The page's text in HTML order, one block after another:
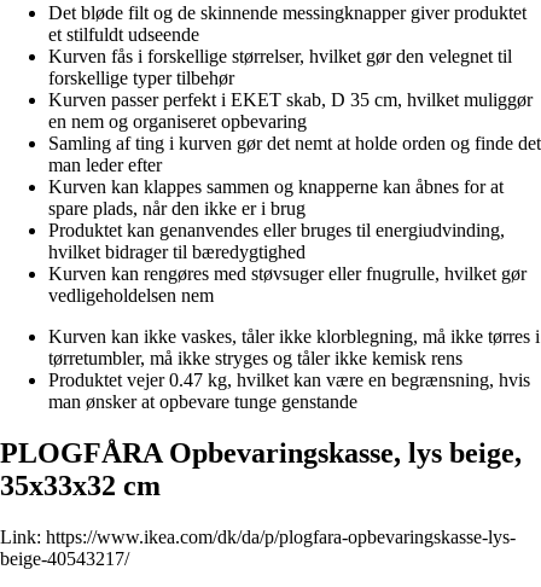
Det bløde filt og de skinnende messingknapper giver produktet
et stilfuldt udseende
Kurven fås i forskellige størrelser, hvilket gør den velegnet til
forskellige typer tilbehør
Kurven passer perfekt i EKET skab, D 35 cm, hvilket muliggør
en nem og organiseret opbevaring
Samling af ting i kurven gør det nemt at holde orden og finde det
man leder efter
Kurven kan klappes sammen og knapperne kan åbnes for at
spare plads, når den ikke er i brug
Produktet kan genanvendes eller bruges til energiudvinding,
hvilket bidrager til bæredygtighed
Kurven kan rengøres med støvsuger eller fnugrulle, hvilket gør
vedligeholdelsen nem
Kurven kan ikke vaskes, tåler ikke klorblegning, må ikke tørres i
tørretumbler, må ikke stryges og tåler ikke kemisk rens
Produktet vejer 0.47 kg, hvilket kan være en begrænsning, hvis
man ønsker at opbevare tunge genstande
PLOGFÅRA Opbevaringskasse, lys beige,
35x33x32 cm
Link: https://www.ikea.com/dk/da/p/plogfara-opbevaringskasse-lys-
beige-40543217/